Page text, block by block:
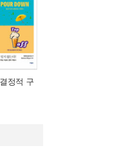
정적 구